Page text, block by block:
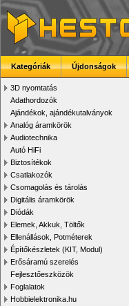
Kategóriák Újdonságok
3D nyomtatás
Adathordozók
Ajándékok, ajándékutalványok
Analóg áramkörök
Audiotechnika
Autó HiFi
Biztosítékok
Csatlakozók
Csomagolás és tárolás
Digitális áramkörök
Diódák
Elemek, Akkuk, Töltők
Ellenállások, Potméterek
Építőkészletek (KIT, Modul)
Erősáramú szerelés
Fejlesztőeszközök
Foglalatok
Hobbielektronika.hu